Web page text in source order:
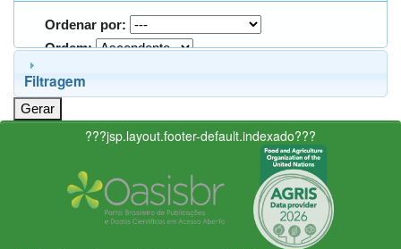
Ordenar por:
Ordem:
Filtragem
???jsp.layout.footer-default.indexado???